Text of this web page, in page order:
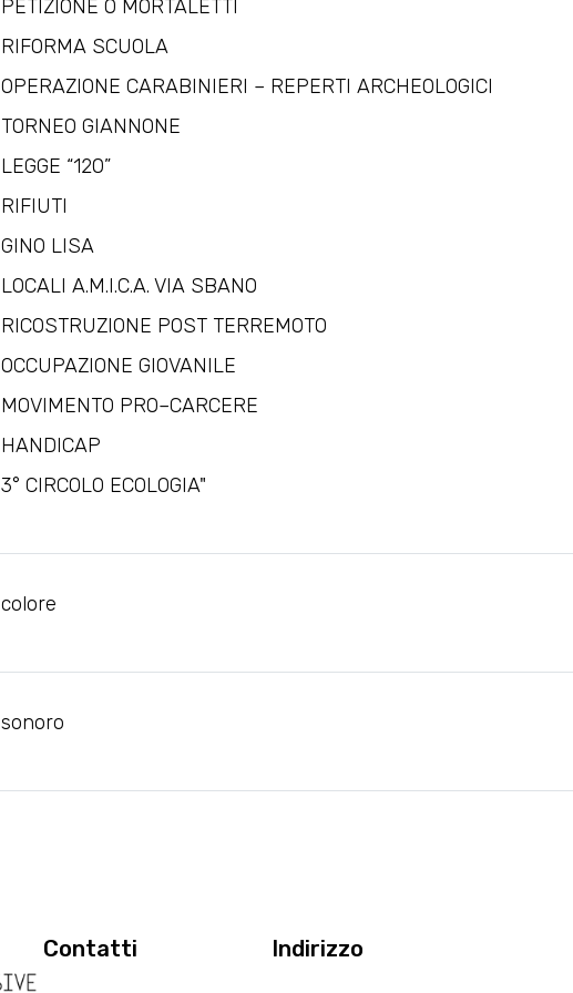
PETIZIONE O MORTALETTI
RIFORMA SCUOLA
OPERAZIONE CARABINIERI – REPERTI ARCHEOLOGICI
TORNEO GIANNONE
LEGGE “120”
RIFIUTI
GINO LISA
LOCALI A.M.I.C.A. VIA SBANO
RICOSTRUZIONE POST TERREMOTO
OCCUPAZIONE GIOVANILE
MOVIMENTO PRO–CARCERE
HANDICAP
3° CIRCOLO ECOLOGIA"
colore
sonoro
Contatti Indirizzo